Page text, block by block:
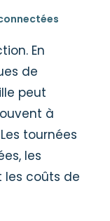
En
de
peut
à
tournées
les
les coûts de